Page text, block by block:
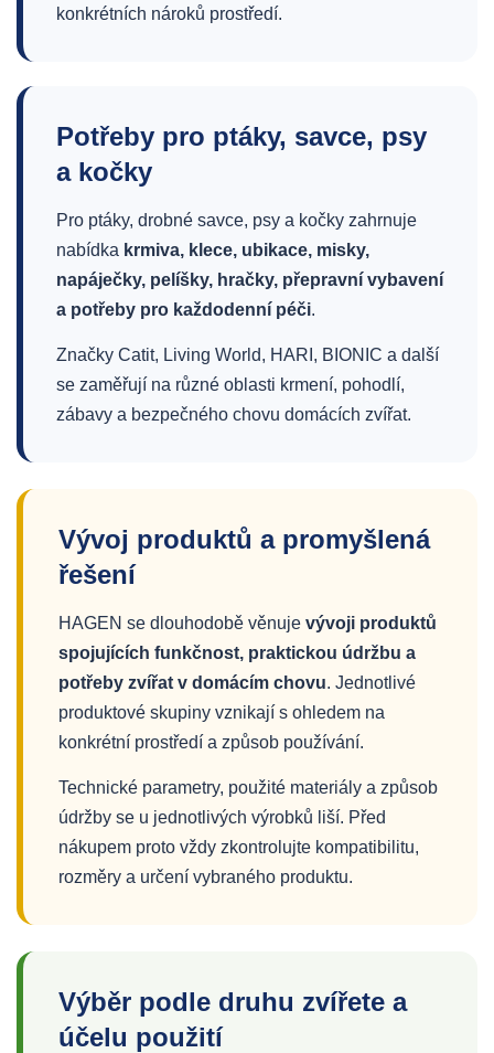
konkrétních nároků prostředí.
Potřeby pro ptáky, savce, psy
a kočky
Pro ptáky, drobné savce, psy a kočky zahrnuje
nabídka krmiva, klece, ubikace, misky,
napáječky, pelíšky, hračky, přepravní vybavení
a potřeby pro každodenní péči.
Značky Catit, Living World, HARI, BIONIC a další
se zaměřují na různé oblasti krmení, pohodlí,
zábavy a bezpečného chovu domácích zvířat.
Vývoj produktů a promyšlená
řešení
HAGEN se dlouhodobě věnuje vývoji produktů
spojujících funkčnost, praktickou údržbu a
potřeby zvířat v domácím chovu. Jednotlivé
produktové skupiny vznikají s ohledem na
konkrétní prostředí a způsob používání.
Technické parametry, použité materiály a způsob
údržby se u jednotlivých výrobků liší. Před
nákupem proto vždy zkontrolujte kompatibilitu,
rozměry a určení vybraného produktu.
Výběr podle druhu zvířete a
účelu použití